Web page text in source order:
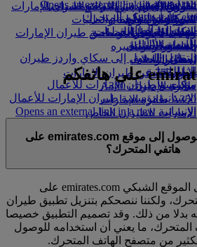
تناول الطعام في الدرجة السياحية
الممتازة
وجبات الدرجة السياحية
المشروبات
طائراتنا
بوينج 777
طائرة الإمارات A380
A350 طائرة الإمارات
الإمارات للطيران الخاص
السوق الحرة
متجرنا الرسمي
للأطفال
الترفيه عن الأطفال
ألعاب الأطفال
أنشطة للأطفال
in a new tab
الاستدامة في العمليات
السياسة البيئية
التقارير البيئية
المحلية
مؤسسة طيران الإمارات للأعمال
الإنسانيةمؤسسة طيران الإمارات للأعمال
الإنسانية Opens an external link in a new
الرعاية
Opens an external link in a new tab
شركاؤنا
سكاي واردز رايل
حاسبة الأميال
تسجيل الدخول إلى سكاي واردز طيران
الإمارات
سكاي واردز+
السفر لأصحاب الهمم مع طيران الإمارات
المساعدة الخاصة والطلبات
تجربتكم على متن الطائرة
الأدوات والموارد
الهاتف المتحرك وتطبيق طيران الإمارات
إلغاء حجز أو تغييره
تعطل الرحلات
معلومات عن طيران الإمارات
إلى الطائرة
استخدام emirates.com على هاتفكم
كيف يمكنني الوصول إلى موقع emirates.com على
هاتفي المتحرك؟
يمكنكم الدخول إلى الموقع الشبكي emirates.com على
ولكننا ننصحكم بتنزيل تطبيق طيران
بدلا من ذلك. وقد تصميم التطبيق خصيصا
المتحرك، ما يعني أن استخدامه للوصول
من متصفح الهاتف المتحرك.